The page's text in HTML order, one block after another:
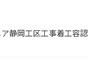
静岡工区工事着工容認